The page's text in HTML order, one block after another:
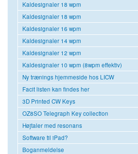
Kaldesignaler 18 wpm
Kaldesignaler 18 wpm
Kaldesignaler 16 wpm
Kaldesignaler 14 wpm
Kaldesignaler 12 wpm
Kaldesignaler 10 wpm (8wpm effektiv)
Ny trænings hjemmeside hos LICW
Facit listen kan findes her
3D Printed CW Keys
OZ8SO Telegraph Key collection
Højtaler med resonans
Software til iPad?
Boganmeldelse